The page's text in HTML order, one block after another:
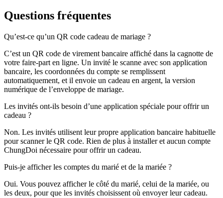
Questions fréquentes
Qu’est-ce qu’un QR code cadeau de mariage ?
C’est un QR code de virement bancaire affiché dans la cagnotte de
votre faire-part en ligne. Un invité le scanne avec son application
bancaire, les coordonnées du compte se remplissent
automatiquement, et il envoie un cadeau en argent, la version
numérique de l’enveloppe de mariage.
Les invités ont-ils besoin d’une application spéciale pour offrir un
cadeau ?
Non. Les invités utilisent leur propre application bancaire habituelle
pour scanner le QR code. Rien de plus à installer et aucun compte
ChungDoi nécessaire pour offrir un cadeau.
Puis-je afficher les comptes du marié et de la mariée ?
Oui. Vous pouvez afficher le côté du marié, celui de la mariée, ou
les deux, pour que les invités choisissent où envoyer leur cadeau.